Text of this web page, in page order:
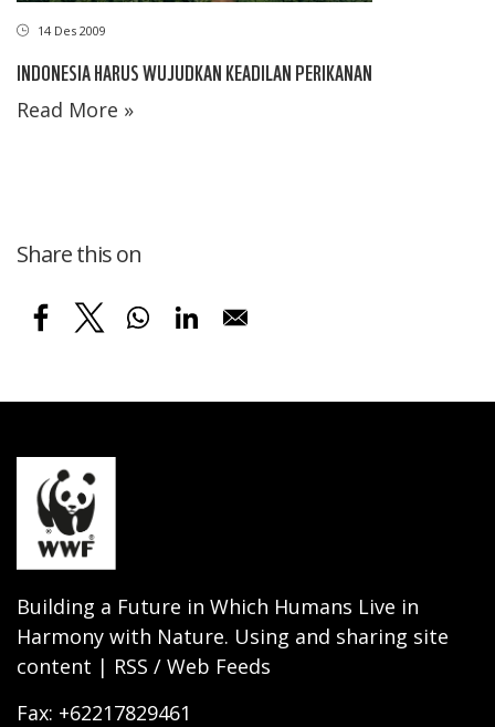
14 Des 2009
INDONESIA HARUS WUJUDKAN KEADILAN PERIKANAN
Read More »
Share this on
Building a Future in Which Humans Live in
Harmony with Nature. Using and sharing site
content | RSS / Web Feeds
Fax: +62217829461